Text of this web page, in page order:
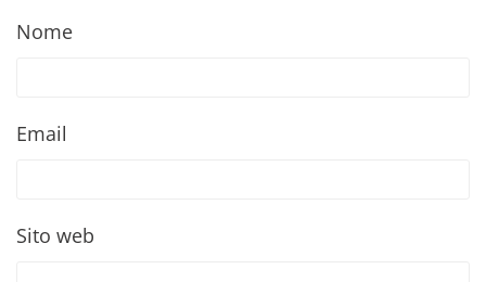
Nome
Email
Sito web